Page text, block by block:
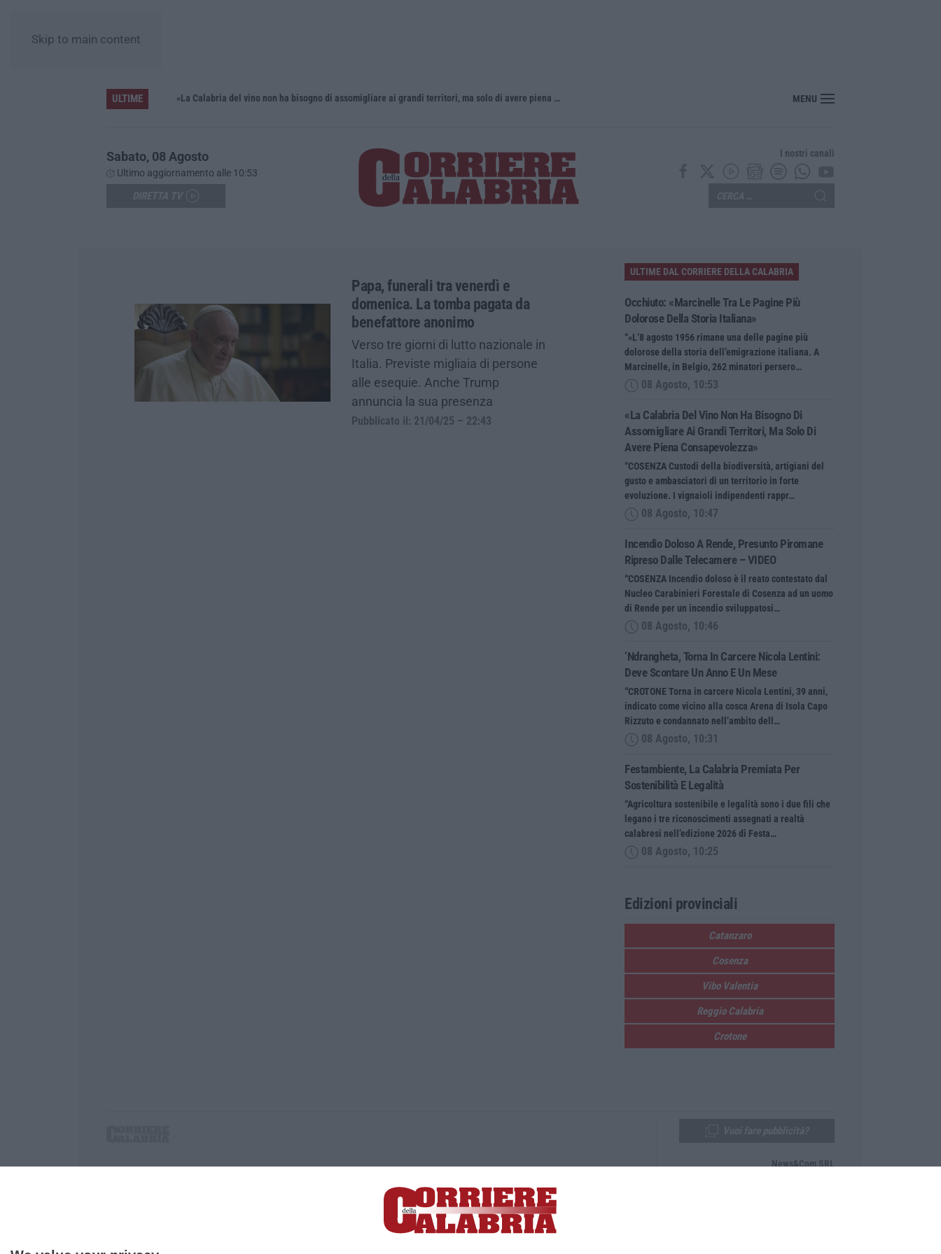
Skip to main content
ULTIME «La Calabria del vino non ha bisogno di assomigliare ai grandi territori, ma solo di avere piena consapevolezza» Incendio doloso a Rende, presunto piromane ripreso dalle telecamere – VIDEO
MENU
Sabato, 08 Agosto
Ultimo aggiornamento alle 10:53
I nostri canali
Papa, funerali tra venerdì e
domenica. La tomba pagata da
benefattore anonimo
Verso tre giorni di lutto nazionale in
Italia. Previste migliaia di persone
alle esequie. Anche Trump
annuncia la sua presenza
Pubblicato il: 21/04/25 – 22:43
ULTIME DAL CORRIERE DELLA CALABRIA
Occhiuto: «Marcinelle Tra Le Pagine Più
Dolorose Della Storia Italiana»
“«L’8 agosto 1956 rimane una delle pagine più
dolorose della storia dell’emigrazione italiana. A
Marcinelle, in Belgio, 262 minatori persero…
08 Agosto, 10:53
«La Calabria Del Vino Non Ha Bisogno Di
Assomigliare Ai Grandi Territori, Ma Solo Di
Avere Piena Consapevolezza»
“COSENZA Custodi della biodiversità, artigiani del
gusto e ambasciatori di un territorio in forte
evoluzione. I vignaioli indipendenti rappr…
08 Agosto, 10:47
Incendio Doloso A Rende, Presunto Piromane
Ripreso Dalle Telecamere – VIDEO
“COSENZA Incendio doloso è il reato contestato dal
Nucleo Carabinieri Forestale di Cosenza ad un uomo
di Rende per un incendio sviluppatosi…
08 Agosto, 10:46
’Ndrangheta, Torna In Carcere Nicola Lentini:
Deve Scontare Un Anno E Un Mese
“CROTONE Torna in carcere Nicola Lentini, 39 anni,
indicato come vicino alla cosca Arena di Isola Capo
Rizzuto e condannato nell’ambito dell…
08 Agosto, 10:31
Festambiente, La Calabria Premiata Per
Sostenibilità E Legalità
“Agricoltura sostenibile e legalità sono i due fili che
legano i tre riconoscimenti assegnati a realtà
calabresi nell’edizione 2026 di Festa…
08 Agosto, 10:25
Edizioni provinciali
Catanzaro
Cosenza
Vibo Valentia
Reggio Calabria
Crotone
P.IVA. 03199620794, Via del mare 6/G, S.Eufemia, Lamezia Terme (CZ)
Iscrizione tribunale di Lamezia Terme 5/2011 - Direttore responsabile Paola Militano |Privacy
News&Com SRL